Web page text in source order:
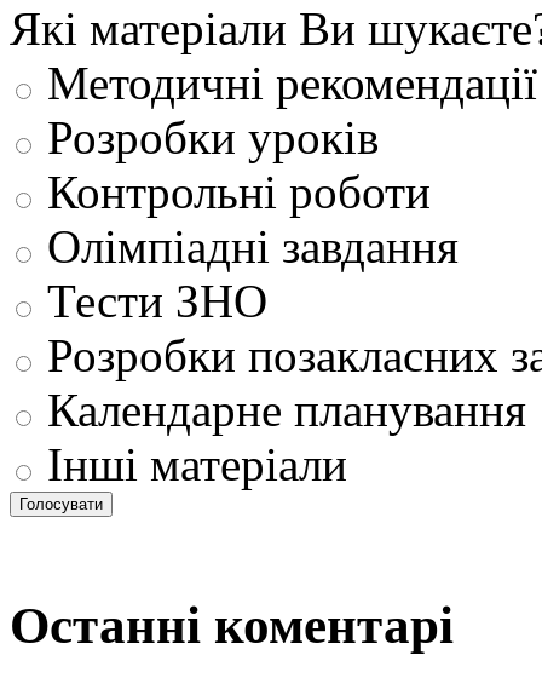
Які матеріали Ви
Методичні рекомендації
Розробки уроків
Контрольні роботи
Олімпіадні завдання
Тести ЗНО
Розробки позакласних
Календарне планування
Інші матеріали
Останні коментарі